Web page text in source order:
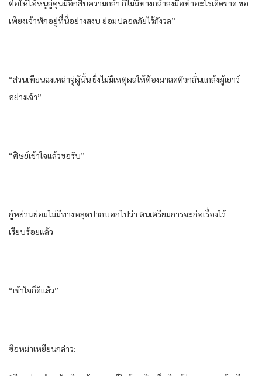
ต่อให้​ไอ้​หนู​ลู่​คุ​น​มีอีก​สิบ​ความกล้า​ ก็​ไม่มีทาง​กล้า​ลงมือทำ​อะไร​เด็ดขาด​ ขอ​
เพียง​เจ้าพัก​อยู่​ที่นี่​อย่าง​สงบ​ ย่อม​ปลอดภัย​ไร้กังวล​”
“ส่วน​เทียน​ฉงเหล่า​จู่ผู้​นั้น​ ยิ่ง​ไม่มีเหตุผล​ให้​ต้อง​มาลดตัว​กลั่นแกล้ง​ผู้เยาว์​
อย่าง​เจ้า”
“ศิษย์​เข้าใจ​แล้ว​ขอรับ​”
กู้​หย่วน​ย่อม​ไม่มีทาง​หลุดปาก​บอก​ไปว่า​ ตน​เตรียมการ​จะก่อเรื่อง​ไว้​
เรียบร้อย​แล้ว​
“เข้าใจ​ก็​ดีแล้ว​”
ซือ​หม่า​เหยียน​กล่าว​: